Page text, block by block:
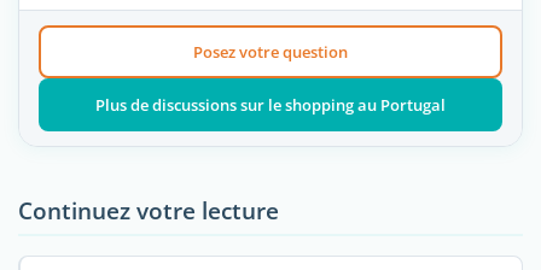
Posez votre question
Plus de discussions sur le shopping au Portugal
Continuez votre lecture